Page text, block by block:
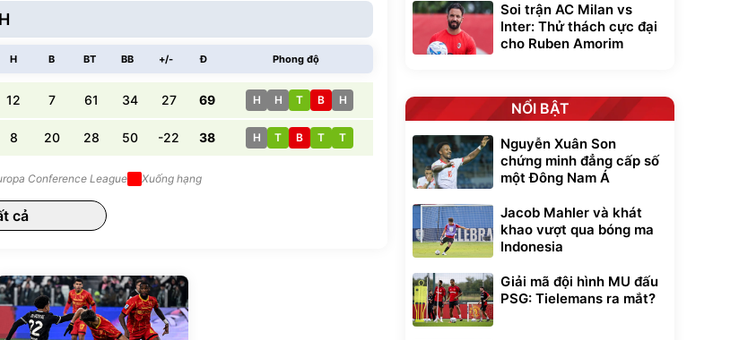
H B BT BB +/- Đ Phong độ
12 7 61 34 27 69 H H T B H
8 20 28 50 -22 38 H T B T T
Conference League Xuống hạng
cả
Soi trận AC Milan vs
Inter: Thử thách cực đại
cho Ruben Amorim
NỔI BẬT
Nguyễn Xuân Son
chứng minh đẳng cấp số
một Đông Nam Á
Jacob Mahler và khát
khao vượt qua bóng ma
Indonesia
Giải mã đội hình MU đấu
PSG: Tielemans ra mắt?